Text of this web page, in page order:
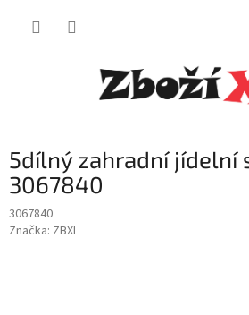
5dílný zahradní jídelní
3067840
3067840
Značka: ZBXL